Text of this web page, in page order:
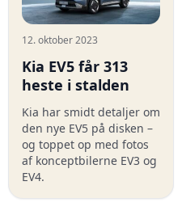
12. oktober 2023
Kia EV5 får 313
heste i stalden
Kia har smidt detaljer om
den nye EV5 på disken –
og toppet op med fotos
af konceptbilerne EV3 og
EV4.